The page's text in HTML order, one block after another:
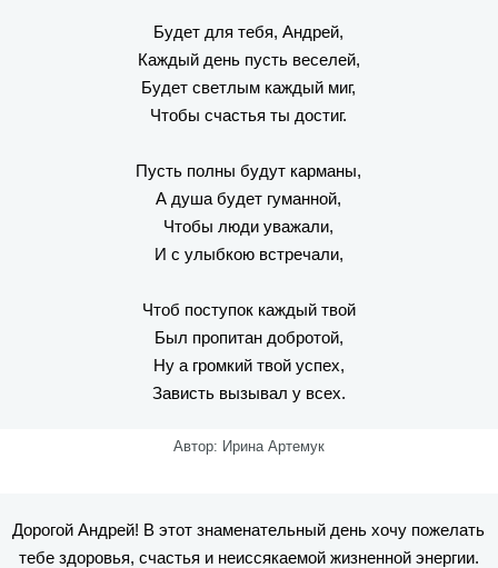
Будет для тебя, Андрей,
Каждый день пусть веселей,
Будет светлым каждый миг,
Чтобы счастья ты достиг.
Пусть полны будут карманы,
А душа будет гуманной,
Чтобы люди уважали,
И с улыбкою встречали,
Чтоб поступок каждый твой
Был пропитан добротой,
Ну а громкий твой успех,
Зависть вызывал у всех.
Автор: Ирина Артемук
Дорогой Андрей! В этот знаменательный день хочу пожелать
тебе здоровья, счастья и неиссякаемой жизненной энергии.